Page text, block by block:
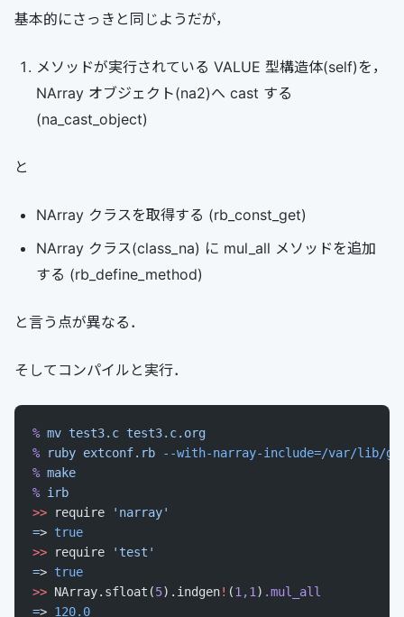
基本的にさっきと同じようだが，
メソッドが実行されている VALUE 型構造体(self)を，
NArray オブジェクト(na2)へ cast する
(na_cast_object)
と
NArray クラスを取得する (rb_const_get)
NArray クラス(class_na) に mul_all メソッドを追加
する (rb_define_method)
と言う点が異なる．
そしてコンパイルと実行．
% mv test3.c test3.c.org
% ruby extconf.rb --with-narray-include=/var/lib/
% make
% irb
>> require
'narray'
=> true
>> require
'test'
=> true
>> NArray.sfloat(5).indgen! (1,1 ) .mul_all
=> 120.0